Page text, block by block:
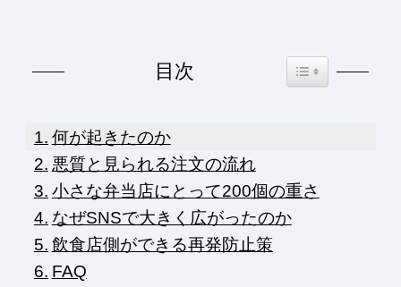
目次 Toggle Table of
何が起きたのか
悪質と見られる注文の流れ
小さな弁当店にとって200個の重さ
なぜSNSで大きく広がったのか
飲食店側ができる再発防止策
FAQ